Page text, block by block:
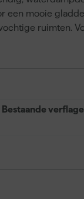
een mooie
ruimten.
Bestaande